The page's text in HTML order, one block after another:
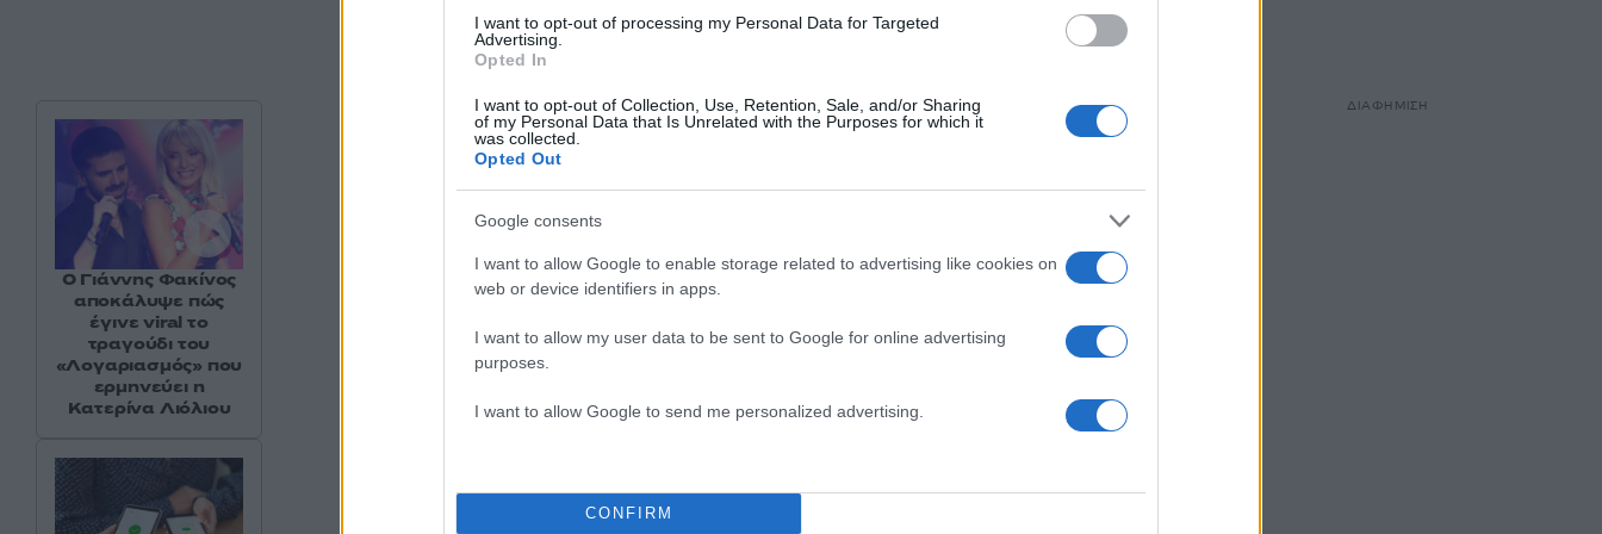
I want to opt-out of processing my Personal Data for Targeted
Advertising.
Opted In
I want to opt-out of Collection, Use, Retention, Sale, and/or Sharing
of my Personal Data that Is Unrelated with the Purposes for which it
was collected.
Opted Out
Google consents
I want to allow Google to enable storage related to advertising like cookies on
web or device identifiers in apps.
I want to allow my user data to be sent to Google for online advertising
purposes.
I want to allow Google to send me personalized advertising.
CONFIRM
Ο Γιάννης Φακίνος
αποκάλυψε πώς
έγινε viral το
τραγούδι του
«Λογαριασμός» που
ερμηνεύει η
Κατερίνα Λιόλιου
ΔΙΑΦΗΜΙΣΗ